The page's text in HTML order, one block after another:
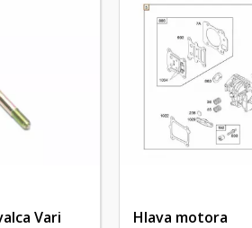
Vari Hlava motora